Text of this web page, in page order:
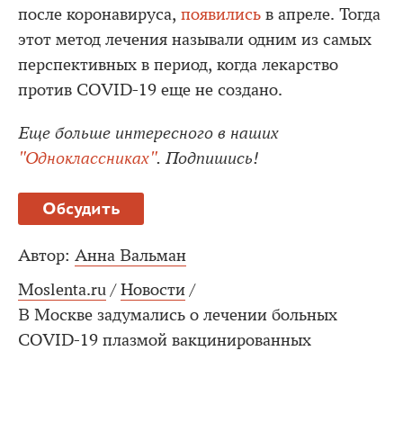
после коронавируса, появились в апреле. Тогда
этот метод лечения называли одним из самых
перспективных в период, когда лекарство
против COVID-19 еще не создано.
Еще больше интересного в наших
"Одноклассниках". Подпишись!
Обсудить
Автор: Анна Вальман
Moslenta.ru / Новости /
В Москве задумались о лечении больных
COVID-19 плазмой вакцинированных